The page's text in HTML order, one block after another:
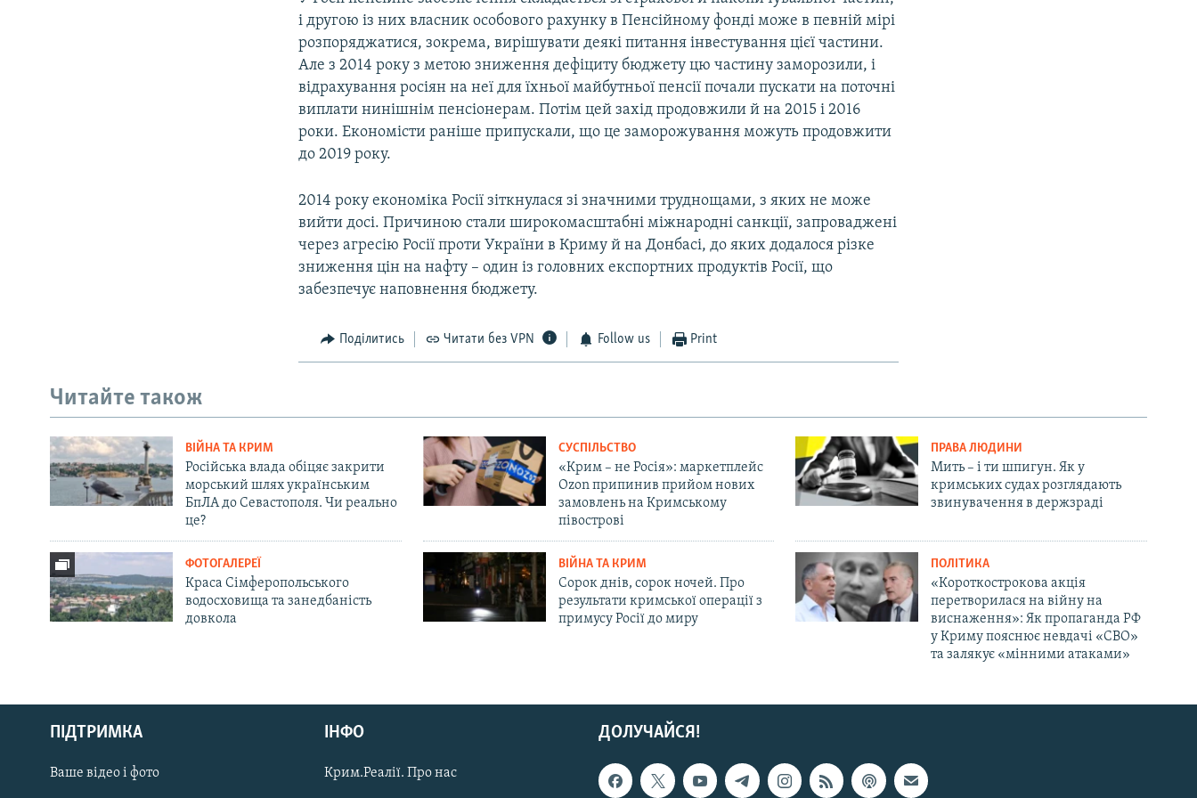
Русский
Qırımtatar
ДОЛУЧАЙСЯ!
і другою із них власник особового рахунку в Пенсійному фонді може в певній мірі
розпоряджатися, зокрема, вирішувати деякі питання інвестування цієї частини.
Але з 2014 року з метою зниження дефіциту бюджету цю частину заморозили, і
відрахування росіян на неї для їхньої майбутньої пенсії почали пускати на поточні
виплати нинішнім пенсіонерам. Потім цей захід продовжили й на 2015 і 2016
роки. Економісти раніше припускали, що це заморожування можуть продовжити
до 2019 року.
2014 року економіка Росії зіткнулася зі значними труднощами, з яких не може
вийти досі. Причиною стали широкомасштабні міжнародні санкції, запроваджені
через агресію Росії проти України в Криму й на Донбасі, до яких додалося різке
зниження цін на нафту – один із головних експортних продуктів Росії, що
забезпечує наповнення бюджету.
Поділитись Читати без VPN Follow us Print
Читайте також
ВІЙНА ТА КРИМ
Російська влада обіцяє закрити
морський шлях українським
БпЛА до Севастополя. Чи реально
це?
СУСПІЛЬСТВО
«Крим – не Росія»: маркетплейс
Ozon припинив прийом нових
замовлень на Кримському
півострові
ПРАВА ЛЮДИНИ
Мить – і ти шпигун. Як у
кримських судах розглядають
звинувачення в держзраді
ФОТОГАЛЕРЕЇ
Краса Сімферопольського
водосховища та занедбаність
довкола
ВІЙНА ТА КРИМ
Сорок днів, сорок ночей. Про
результати кримської операції з
примусу Росії до миру
ПОЛІТИКА
«Короткострокова акція
перетворилася на війну на
виснаження»: Як пропаганда РФ
у Криму пояснює невдачі «СВО»
та залякує «мінними атаками»
ДОЛУЧАЙСЯ!
ПІДТРИМКА
Ваше відео і фото
ІНФО
Крим.Реалії. Про нас